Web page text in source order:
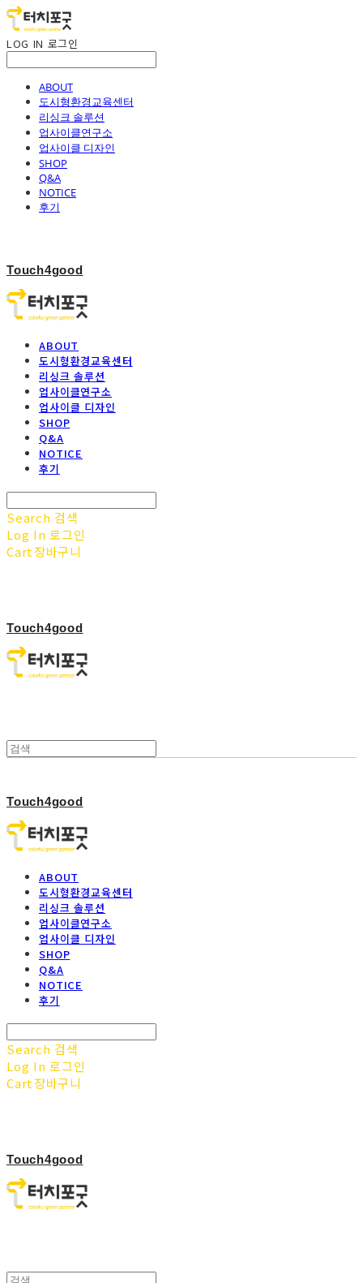
LOG IN 로그인
ABOUT
도시형환경교육센터
리싱크 솔루션
업사이클연구소
업사이클 디자인
SHOP
Q&A
NOTICE
후기
Touch4good
ABOUT
도시형환경교육센터
리싱크 솔루션
업사이클연구소
업사이클 디자인
SHOP
Q&A
NOTICE
후기
Search 검색
Log In 로그인
Cart장바구니
Touch4good
Touch4good
ABOUT
도시형환경교육센터
리싱크 솔루션
업사이클연구소
업사이클 디자인
SHOP
Q&A
NOTICE
후기
Search 검색
Log In 로그인
Cart장바구니
Touch4good